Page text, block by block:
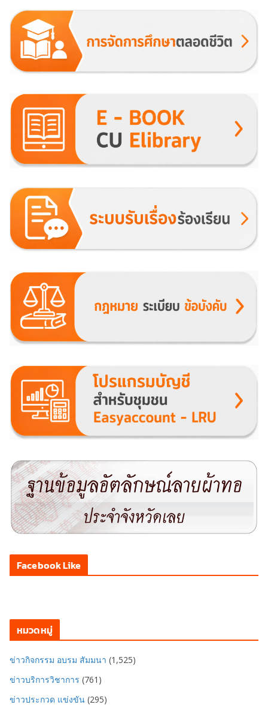
Facebook Like
หมวดหมู่
ข่าวกิจกรรม อบรม สัมมนา (1,525)
ข่าวบริการวิชาการ (761)
ข่าวประกวด แข่งขัน (295)